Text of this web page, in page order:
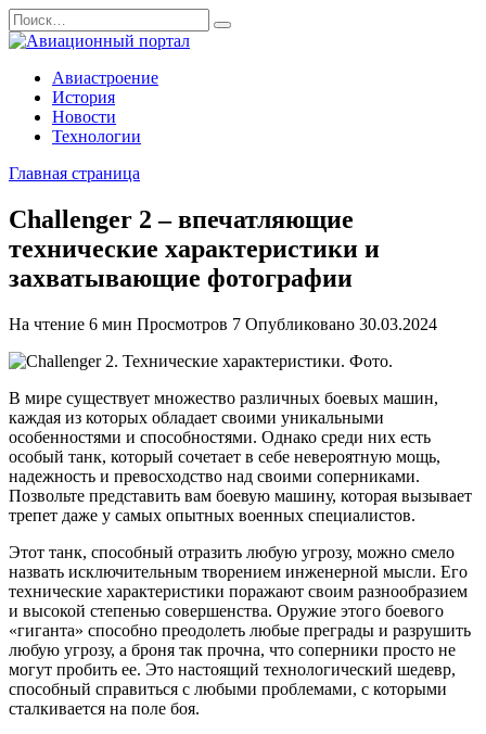
Перейти
к
содержанию
Search
for:
Авиастроение
История
Новости
Технологии
Главная страница
Challenger 2 – впечатляющие
технические характеристики и
захватывающие фотографии
На чтение 6 мин Просмотров 7 Опубликовано 30.03.2024
В мире существует множество различных боевых машин,
каждая из которых обладает своими уникальными
особенностями и способностями. Однако среди них есть
особый танк, который сочетает в себе невероятную мощь,
надежность и превосходство над своими соперниками.
Позвольте представить вам боевую машину, которая вызывает
трепет даже у самых опытных военных специалистов.
Этот танк, способный отразить любую угрозу, можно смело
назвать исключительным творением инженерной мысли. Его
технические характеристики поражают своим разнообразием
и высокой степенью совершенства. Оружие этого боевого
«гиганта» способно преодолеть любые преграды и разрушить
любую угрозу, а броня так прочна, что соперники просто не
могут пробить ее. Это настоящий технологический шедевр,
способный справиться с любыми проблемами, с которыми
сталкивается на поле боя.